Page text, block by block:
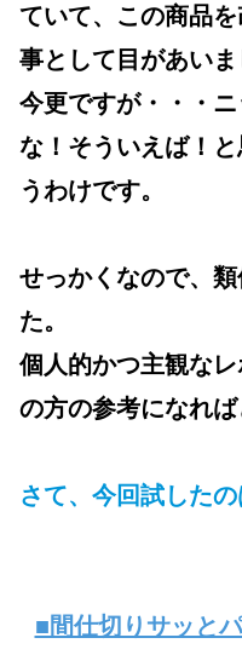
ていて、この商品
事として目があいま
今更ですが・・・
な！そういえば！
うわけです。
せっかくなので、
た。
個人的かつ主観な
の方の参考になれば
さて、今回試した
■間仕切りサッと